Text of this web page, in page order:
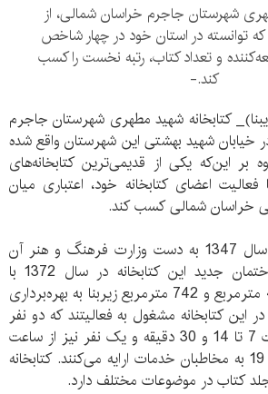
شهرستان جاجرم خراسان شمالی، از
که توانسته در استان خود در چهار شاخص
و تعداد کتاب، رتبه نخست را کسب
کند.-
کتابخانه شهید مطهری شهرستان جاجرم
خیابان شهید بهشتی این شهرستان واقع شده
بر این‌که یکی از قدیمی‌ترین کتابخانه‌های
فعالیت اعضای کتابخانه خود، اعتباری میان
خراسان شمالی کسب کند.
کتابخانه شهید مطهری سال 1347 به دست وزارت فرهنگ و هنر آن
زمان تاسیس شد. ساختمان جدید این کتابخانه در سال 1372 با
مساحت دو هزار و 400 مترمربع و 742 مترمربع زیربنا به بهره‌برداری
این کتابخانه مشغول به فعالیتند که دو نفر
در شیفت صبح از ساعت 7 تا 14 و 30 دقیقه و یک نفر نیز از ساعت
11 و 45 دقیقه صبح تا 19 به مخاطبان خدمات ارایه می‌کنند. کتابخانه